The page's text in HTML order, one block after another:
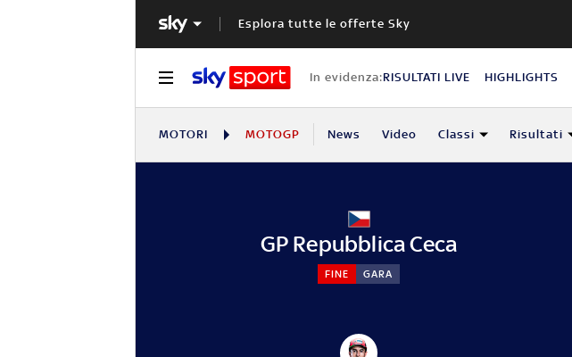
Esplora tutte le offerte Sky
In evidenza:RISULTATI LIVE HIGHLIGHTS
MOTORI MOTOGP News Video Classi Risultati
GP Repubblica Ceca
FINE GARA